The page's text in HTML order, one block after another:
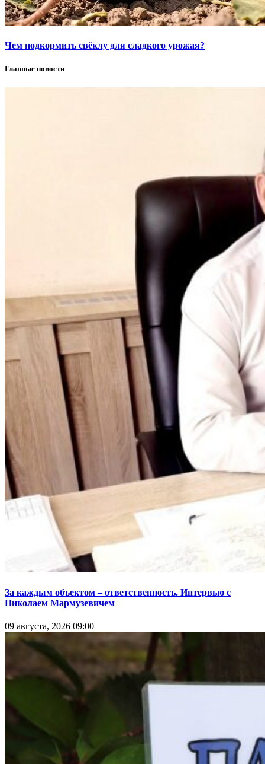
Чем подкормить свёклу для сладкого урожая?
Главные новости
За каждым объектом – ответственность. Интервью с
Николаем Мармузевичем
09 августа, 2026 09:00